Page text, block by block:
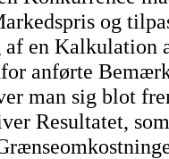
og
af en Kalkulation
anførte
man sig blot
Resultatet,